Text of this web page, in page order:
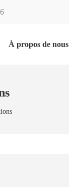
À propos de nous